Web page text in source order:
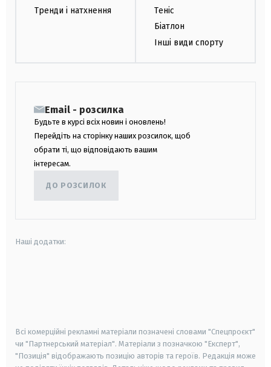
Тренди і натхнення
Теніс
Біатлон
Інші види спорту
Email - розсилка
Будьте в курсі всіх новин і оновлень!
Перейдіть на сторінку наших розсилок, щоб
обрати ті, що відповідають вашим
інтересам.
ДО РОЗСИЛОК
Наші додатки:
Всі комерційні рекламні матеріали позначені словами "Спецпроєкт"
чи "Партнерський матеріал". Матеріали з позначкою "Експерт",
"Позиція" відображають позицію авторів та героїв. Редакція може